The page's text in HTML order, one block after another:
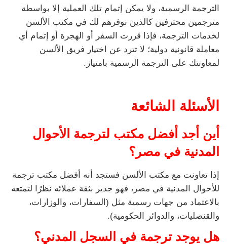
الترجمة الرسمية، ولا يمكن إتمام تلك العملية إلا بواسطة
مترجمين محترفين كالذين نوفرهم لك في مكتب الألسن
لخدمات الترجمة، فإذا قررت السفر أو الهجرة أو إتمام أي
معاملة قانونية دولية؛ لا تترد عن اختيار فريق الألسن
لمعاونتك على الترجمة الرسمية بامتياز.
الأسئلة الشائعة
أين أجد أفضل مكتب لترجمة الأحوال
المدنية في مصر؟
إذا تعاونت مع مكتب الألسن فستجد أنه أفضل مكتب ترجمة
للأحوال المدنية في مصر، فهو جدير بثقة عملائه نظرًا لتمتعه
بالاعتماد من جهات رسمية مثل (السفارات، والوزارات،
والقنصليات، والدوائر الحكومية).
هل يوجد ترجمة في السجل المدني؟